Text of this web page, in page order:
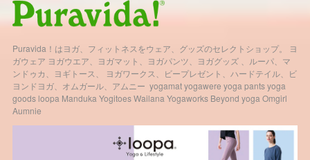
Puravida！はヨガ、フィットネスをウェア、グッズのセレクトショップ。 ヨ
ガウェア ヨガウエア、ヨガマット、ヨガパンツ、ヨガグッズ 、ルーパ、マ
ンドゥカ、ヨギトース、 ヨガワークス、ビープレゼント、ハードテイル、ビ
ヨンドヨガ、オムガール、アムニー yogamat yogawere yoga pants yoga
goods loopa Manduka Yogitoes Wailana Yogaworks Beyond yoga Omgirl
Aumnie